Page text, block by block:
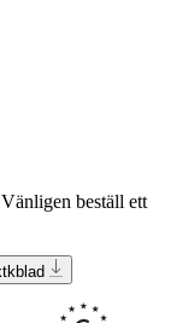
beställ ett